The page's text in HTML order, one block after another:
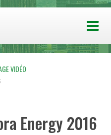
VIDÉO
Energy 2016